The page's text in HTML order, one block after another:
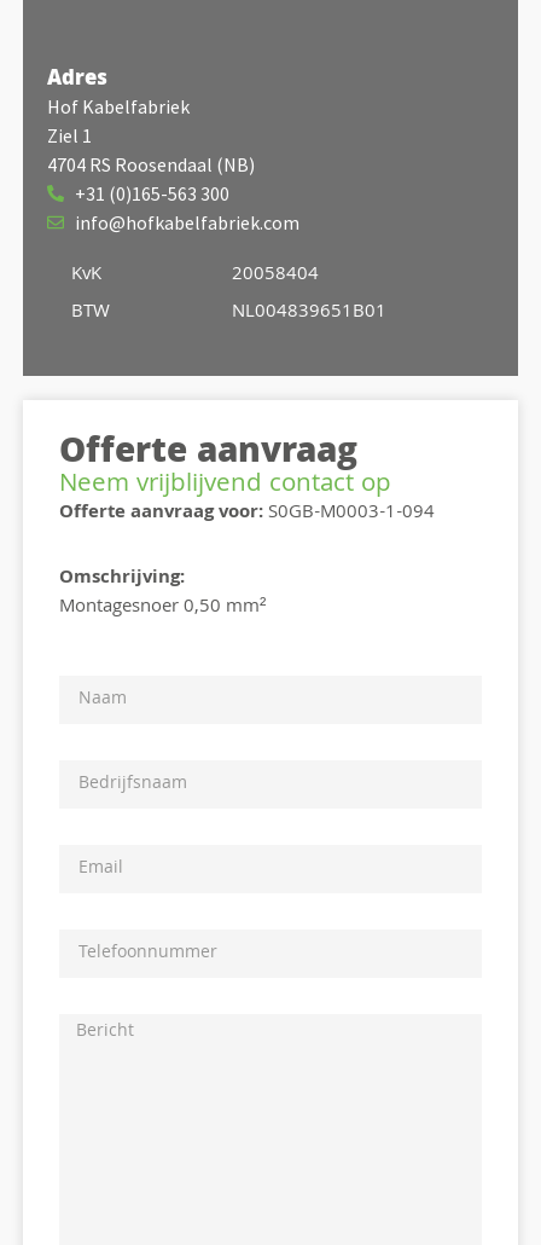
Adres
Hof Kabelfabriek
Ziel 1
4704 RS Roosendaal (NB)
+31 (0)165-563 300
info@hofkabelfabriek.com
KvK
BTW
20058404
NL004839651B01
Offerte aanvraag
Neem vrijblijvend contact op
Offerte aanvraag voor:S0GB-M0003-1-094
Omschrijving:
Montagesnoer 0,50 mm²